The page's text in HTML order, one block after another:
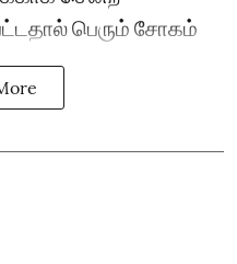
பெரும் சோகம்